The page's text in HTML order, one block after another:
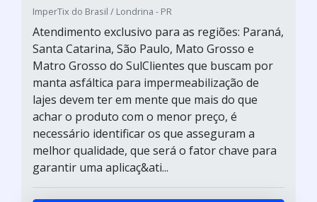
ImperTix do Brasil / Londrina - PR
Atendimento exclusivo para as regiões: Paraná,
Santa Catarina, São Paulo, Mato Grosso e
Matro Grosso do SulClientes que buscam por
manta asfáltica para impermeabilização de
lajes devem ter em mente que mais do que
achar o produto com o menor preço, é
necessário identificar os que asseguram a
melhor qualidade, que será o fator chave para
garantir uma aplicaç&ati...